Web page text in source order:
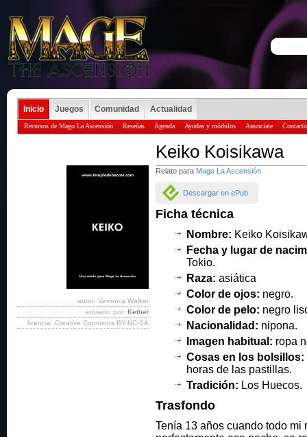
Inicio Juegos Comunidad Actualidad
Recursos de Mago La Ascensión Reseñas Agenda Ayudas y módulos Anunciate Contacto
Keiko Koisikawa
Relato para Mago La Ascensión
Descargar en ePub
Ficha técnica
Nombre: Keiko
Fecha y lugar de
Tokio.
Raza: asiática
Color de ojos: negro.
Color de pelo: negro
Nacionalidad: nipona.
Imagen habitual: ropa
Cosas en los bolsillos:
horas de las pastillas.
Tradición: Los Huecos.
Trasfondo
Tenía 13 años cuando todo
autor: Verónica Walker
enviado por: Kether
licencia: Creative Commons BY-NC-SA